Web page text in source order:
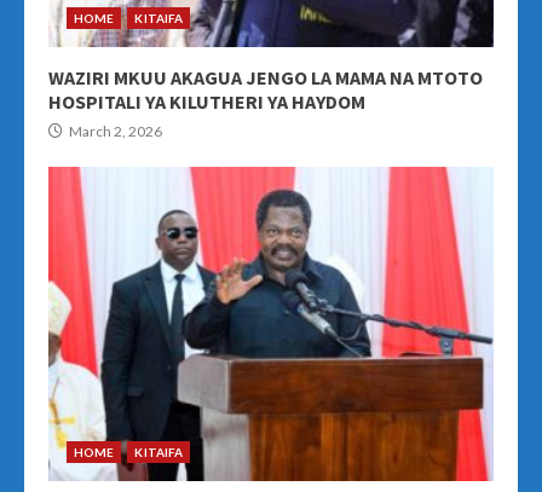
HOME KITAIFA
WAZIRI MKUU AKAGUA JENGO LA MAMA NA MTOTO
HOSPITALI YA KILUTHERI YA HAYDOM
March 2, 2026
HOME KITAIFA